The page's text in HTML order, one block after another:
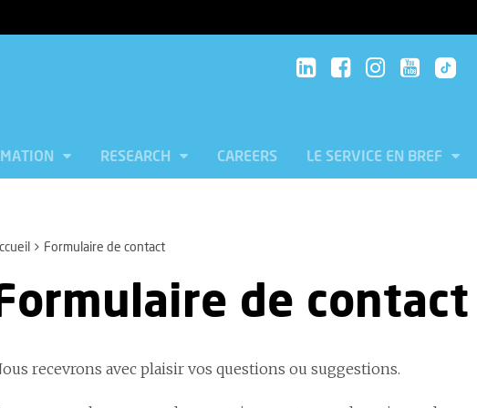
RESEARCH CAREERS LE SERVICE EN BREF
Formulaire de contact
de contact
recevrons avec plaisir vos questions ou suggestions.